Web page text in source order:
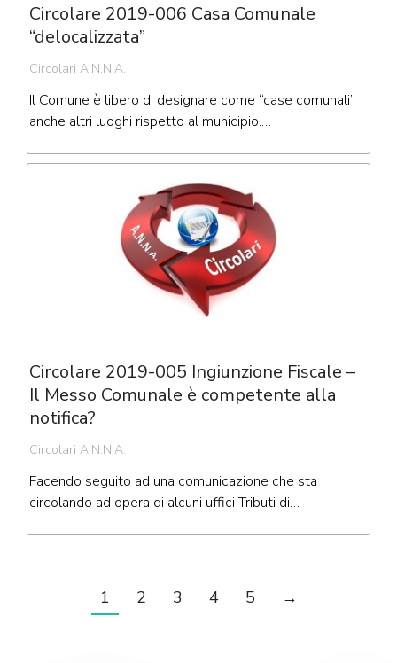
Circolare 2019-006 Casa Comunale
“delocalizzata”
Circolari A.N.N.A.
Il Comune è libero di designare come “case comunali”
anche altri luoghi rispetto al municipio.…
Circolare 2019-005 Ingiunzione Fiscale –
Il Messo Comunale è competente alla
notifica?
Circolari A.N.N.A.
Facendo seguito ad una comunicazione che sta
circolando ad opera di alcuni uffici Tributi di…
1 2 3 4 5 →